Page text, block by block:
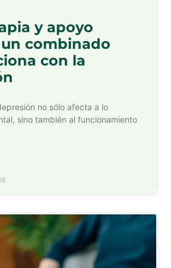
y apoyo
combinado
con la
no sólo afecta a lo
sino también al funcionamiento